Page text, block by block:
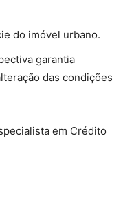
do imóvel urbano.
garantia
das condições
em Crédito